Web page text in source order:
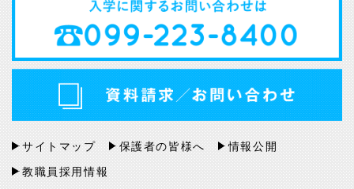
サイトマップ 保護者の皆様へ
情報公開
教職員採用情報